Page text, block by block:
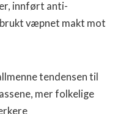
innført anti-
væpnet makt mot
tendensen til
mer folkelige